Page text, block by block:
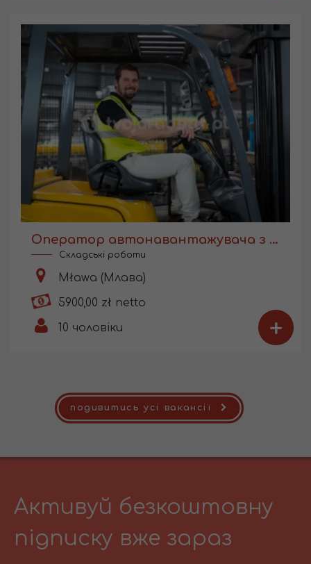
Оператор автонавантажувача з UDT
Складські роботи
Mława (Млава)
5900,00 zł netto
10 чоловіки +
подивитись усі вакансії
Активуй безкоштовну
підписку вже зараз